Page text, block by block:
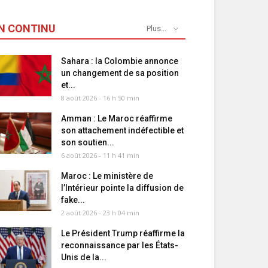
CONTINU Plus...
Sahara : la Colombie annonce
un changement de sa position
et...
8 août 2026 - 16 h 50 min
Amman : Le Maroc réaffirme
son attachement indéfectible et
son soutien...
6 août 2026 - 11 h 41 min
Maroc : Le ministère de
l’Intérieur pointe la diffusion de
fake...
2 août 2026 - 23 h 04 min
Le Président Trump réaffirme la
reconnaissance par les États-
Unis de la...